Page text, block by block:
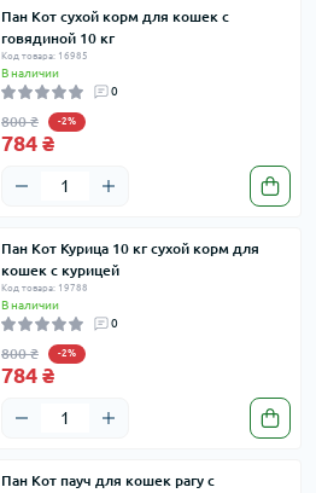
Пан Кот сухой корм для кошек с
говядиной 10 кг
Код товара: 16985
В наличии
0
800 ₴ -2%
784 ₴
Пан Кот Курица 10 кг сухой корм для
кошек с курицей
Код товара: 19788
В наличии
0
800 ₴ -2%
784 ₴
Пан Кот пауч для кошек рагу с